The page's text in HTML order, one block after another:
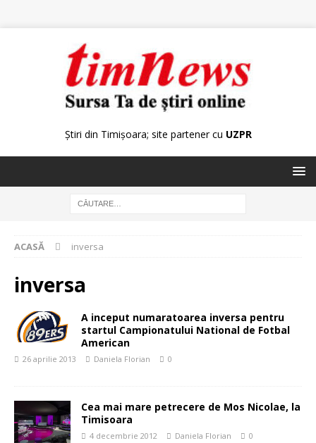
Știri din Timișoara; site partener cu UZPR
ACASĂ inversa
inversa
A inceput numaratoarea inversa pentru
startul Campionatului National de Fotbal
American
26 aprilie 2013 Daniela Florian 0
Cea mai mare petrecere de Mos Nicolae, la
Timisoara
4 decembrie 2012 Daniela Florian 0